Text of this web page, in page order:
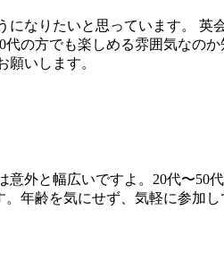
なりたいと思っています。
の方でも楽しめる雰囲気なの
いします。
外と幅広いですよ。20代〜50
年齢を気にせず、気軽に参加